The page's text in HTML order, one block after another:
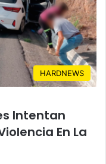
HARDNEWS
Intentan
En La